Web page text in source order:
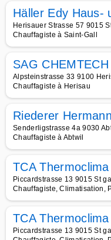
Häller Edy Haus-
Herisauer Strasse 57 9015
Chauffagiste à Saint-Gall
SAG CHEMTECH
Alpsteinstrasse 33 9100
Chauffagiste à Herisau
Riederer Hermann
Senderligstrasse 4a 9030
Chauffagiste à Abtwil
TCA Thermoclima
Piccardstrasse 13 9015 St
Chauffagiste, Climatisation,
TCA Thermoclima
Piccardstrasse 13 9015 St